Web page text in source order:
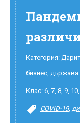
Категория:
бизнес, държава
Клас: 6, 7, 8, 9, 10,
COVID-19,